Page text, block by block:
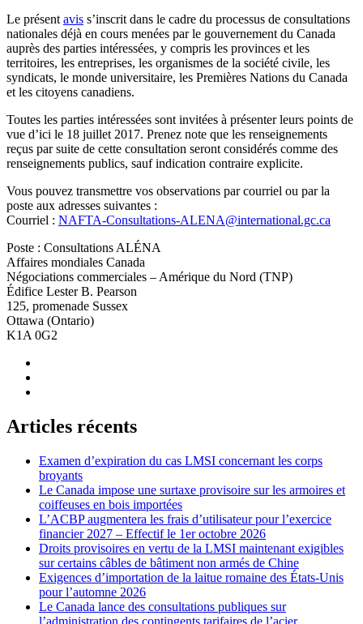
Le présentavis s’inscrit dans le cadre du processus de consultations
nationales déjà en cours menées par le gouvernement du Canada
auprès des parties intéressées, y compris les provinces et les
territoires, les entreprises, les organismes de la société civile, les
syndicats, le monde universitaire, les Premières Nations du Canada
et les citoyens canadiens.
Toutes les parties intéressées sont invitées à présenter leurs points de
vue d’ici le 18 juillet 2017. Prenez note que les renseignements
reçus par suite de cette consultation seront considérés comme des
renseignements publics, sauf indication contraire explicite.
Vous pouvez transmettre vos observations par courriel ou par la
poste aux adresses suivantes :
Courriel : NAFTA-Consultations-ALENA@international.gc.ca
Poste : Consultations ALÉNA
Affaires mondiales Canada
Négociations commerciales – Amérique du Nord (TNP)
Édifice Lester B. Pearson
125, promenade Sussex
Ottawa (Ontario)
K1A 0G2
Articles récents
Examen d’expiration du cas LMSI concernant les corps
broyants
Le Canada impose une surtaxe provisoire sur les armoires et
coiffeuses en bois importées
L’ACBP augmentera les frais d’utilisateur pour l’exercice
financier 2027 – Effectif le 1er octobre 2026
Droits provisoires en vertu de la LMSI maintenant exigibles
sur certains câbles de bâtiment non armés de Chine
Exigences d’importation de la laitue romaine des États-Unis
pour l’automne 2026
Le Canada lance des consultations publiques sur